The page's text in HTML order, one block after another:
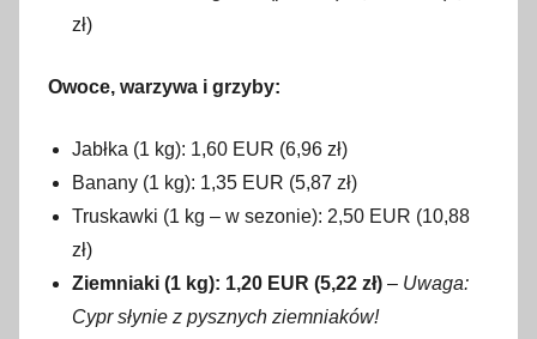
zł)
Owoce, warzywa i grzyby:
Jabłka (1 kg): 1,60 EUR (6,96 zł)
Banany (1 kg): 1,35 EUR (5,87 zł)
Truskawki (1 kg – w sezonie): 2,50 EUR (10,88
zł)
Ziemniaki (1 kg): 1,20 EUR (5,22 zł) – Uwaga:
Cypr słynie z pysznych ziemniaków!